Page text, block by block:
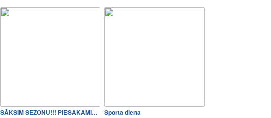
SĀKSIM SEZONU!!! PIESAKAMIE… Sporta diena